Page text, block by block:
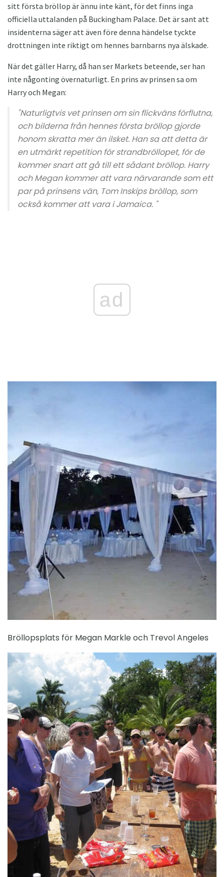
sitt första bröllop är ännu inte känt, för det finns inga
officiella uttalanden på Buckingham Palace. Det är sant att
insidenterna säger att även före denna händelse tyckte
drottningen inte riktigt om hennes barnbarns nya älskade.
När det gäller Harry, då han ser Markets beteende, ser han
inte någonting övernaturligt. En prins av prinsen sa om
Harry och Megan:
"Naturligtvis vet prinsen om sin flickväns förflutna,
och bilderna från hennes första bröllop gjorde
honom skratta mer än ilsket. Han sa att detta är
en utmärkt repetition för strandbröllopet, för de
kommer snart att gå till ett sådant bröllop. Harry
och Megan kommer att vara närvarande som ett
par på prinsens vän, Tom Inskips bröllop, som
också kommer att vara i Jamaica. "
ad
Bröllopsplats för Megan Markle och Trevol Angeles